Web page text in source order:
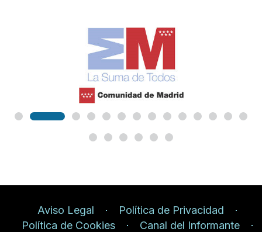
Aviso Legal
Política de Privacidad
Política de Cookies
Canal del Informante